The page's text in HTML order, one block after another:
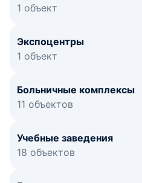
1 объект
Экспоцентры
1 объект
Больничные комплексы
11 объектов
Учебные заведения
18 объектов